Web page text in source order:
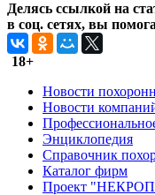
Делясь ссылкой на
в соц. сетях, вы
18+
Новости
Новости
Энциклопедия
Справочник
Каталог фирм
Проект